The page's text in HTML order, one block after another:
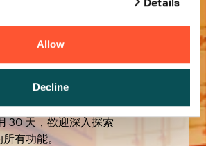
Allow
Decline
費試用
30 天，歡迎深入探索
所有功能。